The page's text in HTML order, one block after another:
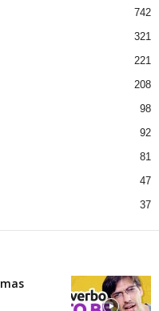
742
321
221
208
98
92
81
47
37